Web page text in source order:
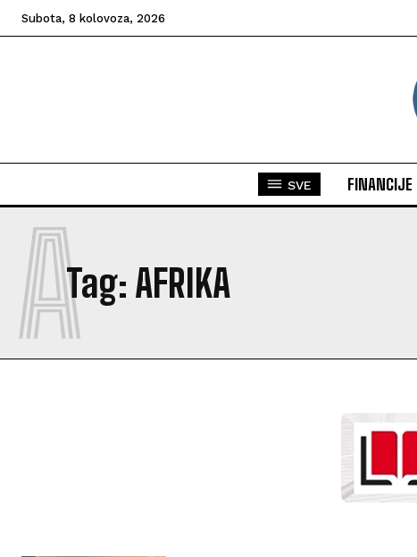
Subota, 8 kolovoza, 2026
SVE FINANCIJE
Tag: AFRIKA
A